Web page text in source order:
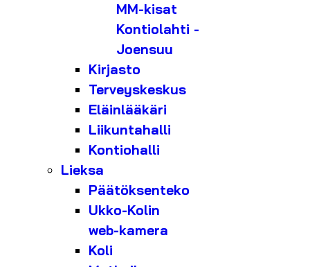
MM-kisat
Kontiolahti -
Joensuu
Kirjasto
Terveyskeskus
Eläinlääkäri
Liikuntahalli
Kontiohalli
Lieksa
Päätöksenteko
Ukko-Kolin
web-kamera
Koli